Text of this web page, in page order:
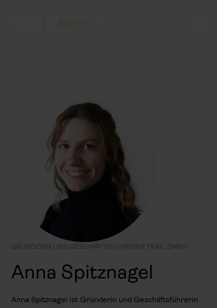
GRÜNDERIN UND GESCHÄFTSFÜHRERIN TRAIL GMBH
Anna Spitznagel
Anna Spitznagel ist Gründerin und Geschäftsführerin